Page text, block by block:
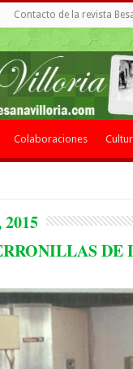
Contacto de la revista
Colaboraciones
DE